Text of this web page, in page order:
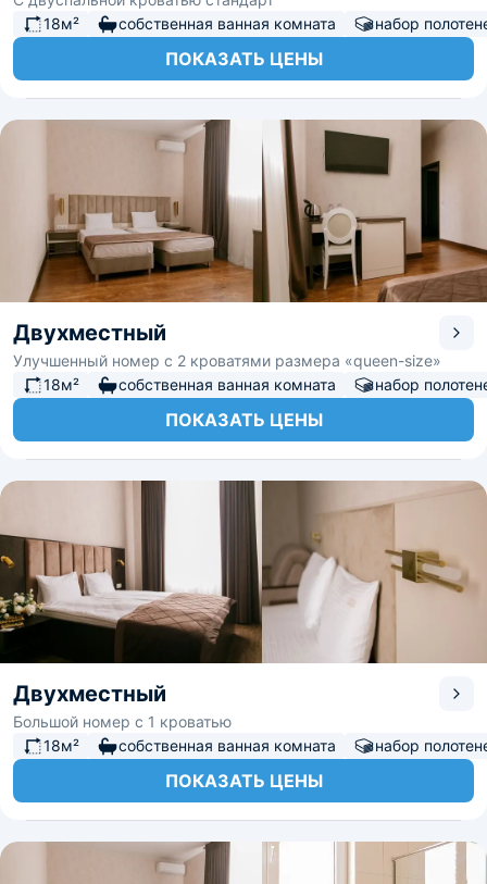
18м²
собственная ванная комната набор
ПОКАЗАТЬ ЦЕНЫ
Двухместный
Улучшенный номер с 2 кроватями размера «queen-size»
18м²
собственная ванная комната набор
ПОКАЗАТЬ ЦЕНЫ
Двухместный
Большой номер с 1 кроватью
18м²
собственная ванная комната набор
ПОКАЗАТЬ ЦЕНЫ